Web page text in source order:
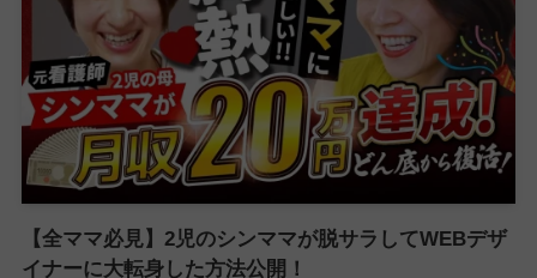
【全ママ必見】2児のシンママが脱サラしてWEBデザ
イナーに大転身した方法公開！